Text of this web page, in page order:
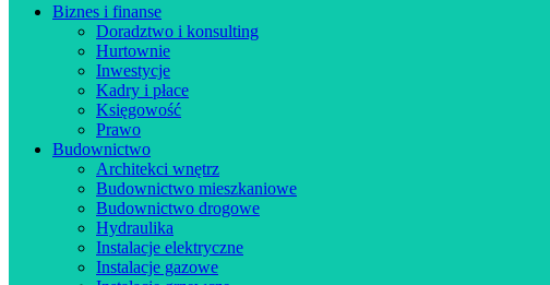
Biznes i finanse
Doradztwo i konsulting
Hurtownie
Inwestycje
Kadry i płace
Księgowość
Prawo
Budownictwo
Architekci wnętrz
Budownictwo mieszkaniowe
Budownictwo drogowe
Hydraulika
Instalacje elektryczne
Instalacje gazowe